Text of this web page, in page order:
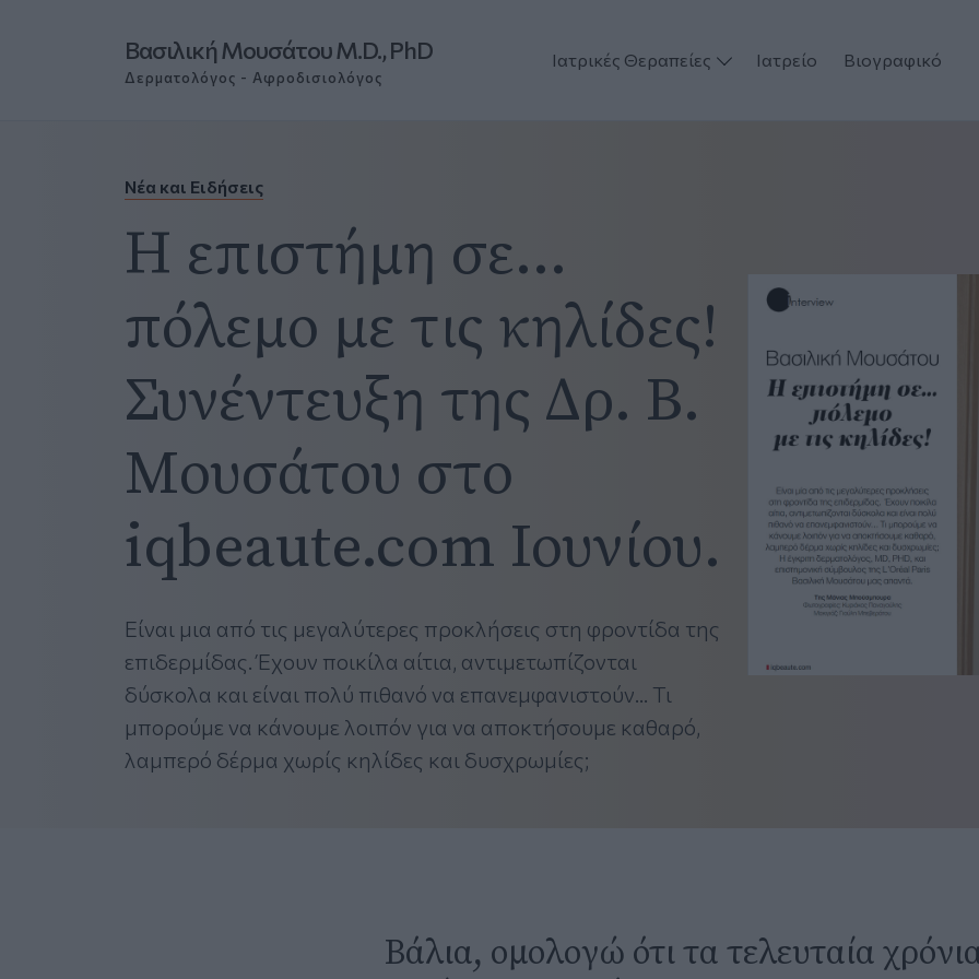
Βασιλική Μουσάτου M.D., PhD
Δερματολόγος - Αφροδισιολόγος
Ιατρικές Θεραπείες Ιατρείο Βιογραφικό
Νέα και Ειδήσεις
Η επιστήμη σε...
πόλεμο με τις κηλίδες!
Συνέντευξη της Δρ. Β.
Μουσάτου στο
iqbeaute.com Ιουνίου.
Είναι μια από τις μεγαλύτερες προκλήσεις στη φροντίδα της
επιδερμίδας. Έχουν ποικίλα αίτια, αντιμετωπίζονται
δύσκολα και είναι πολύ πιθανό να επανεμφανιστούν... Τι
μπορούμε να κάνουμε λοιπόν για να αποκτήσουμε καθαρό,
λαμπερό δέρμα χωρίς κηλίδες και δυσχρωμίες;
Βάλια, ομολογώ ότι τα τελευταία